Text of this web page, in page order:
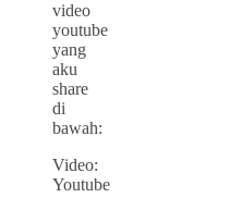
video
youtube
yang
aku
share
di
bawah:
Video:
Youtube